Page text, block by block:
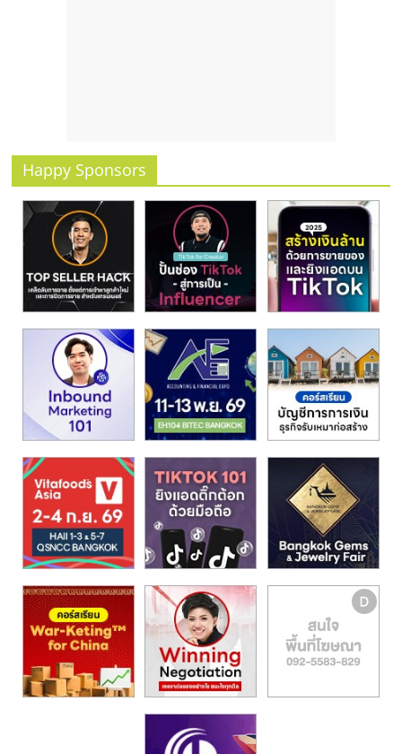
Happy Sponsors